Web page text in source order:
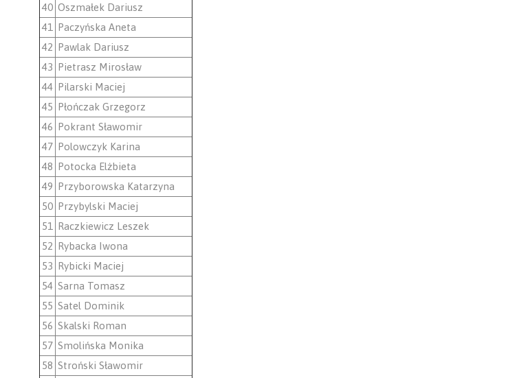
40 Oszmałek Dariusz
41
Paczyńska Aneta
42 Pawlak Dariusz
43 Pietrasz Mirosław
44 Pilarski Maciej
45 Płończak Grzegorz
46 Pokrant Sławomir
47 Polowczyk Karina
48 Potocka Elżbieta
49 Przyborowska Katarzyna
50 Przybylski Maciej
51
Raczkiewicz Leszek
52 Rybacka Iwona
53 Rybicki Maciej
54 Sarna Tomasz
55 Satel Dominik
56 Skalski Roman
57 Smolińska Monika
58 Stroński Sławomir